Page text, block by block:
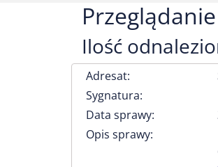
Ilość
Adresat:
Sygnatura:
Data sprawy:
Opis sprawy: